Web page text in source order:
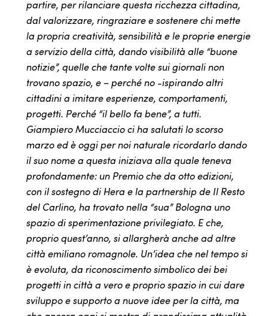
partire, per rilanciare questa ricchezza cittadina,
dal valorizzare, ringraziare e sostenere chi mette
la propria creatività, sensibilità e le proprie energie
a servizio della città, dando visibilità alle “buone
notizie”, quelle che tante volte sui giornali non
trovano spazio, e – perché no -ispirando altri
cittadini a imitare esperienze, comportamenti,
progetti. Perché “il bello fa bene”, a tutti.
Giampiero Mucciaccio ci ha salutati lo scorso
marzo ed è oggi per noi naturale ricordarlo dando
il suo nome a questa iniziava alla quale teneva
profondamente: un Premio che da otto edizioni,
con il sostegno di Hera e la partnership de Il Resto
del Carlino, ha trovato nella “sua” Bologna uno
spazio di sperimentazione privilegiato. E che,
proprio quest’anno, si allargherà anche ad altre
città emiliano romagnole. Un’idea che nel tempo si
è evoluta, da riconoscimento simbolico dei bei
progetti in città a vero e proprio spazio in cui dare
sviluppo e supporto a nuove idee per la città, ma